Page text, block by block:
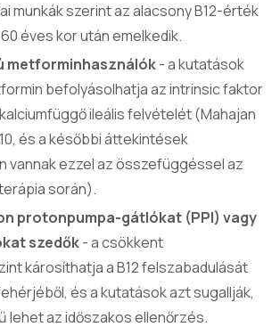
munkák szerint az alacsony B12-érték
éves kor után emelkedik.
metforminhasználók- a kutatások
befolyásolhatja az intrinsic faktor
ileális felvételét (Mahajan
és a későbbi áttekintések
vannak ezzel az összefüggéssel az
során).
protonpumpa-gátlókat (PPI) vagy
szedők- a csökkent
károsíthatja a B12 felszabadulását
és a kutatások azt sugallják,
lehet az időszakos ellenőrzés.